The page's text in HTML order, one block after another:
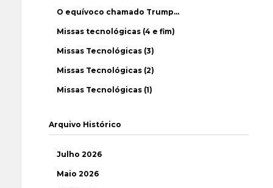
O equívoco chamado Trump…
Missas tecnológicas (4 e fim)
Missas Tecnológicas (3)
Missas Tecnológicas (2)
Missas Tecnológicas (1)
Arquivo Histórico
Julho 2026
Maio 2026